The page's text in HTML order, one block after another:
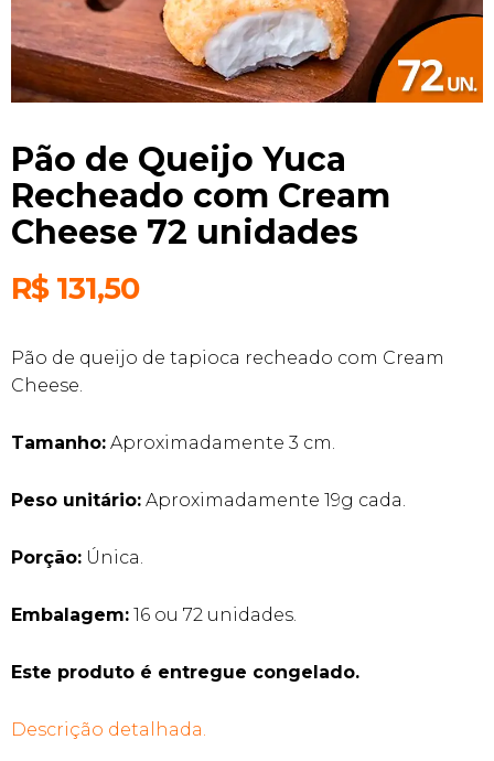
Pão de Queijo Yuca
Recheado com Cream
Cheese 72 unidades
R$131,50
Pão de queijo de tapioca recheado com Cream
Cheese.
Tamanho: Aproximadamente 3 cm.
Peso unitário: Aproximadamente 19g cada.
Porção: Única.
Embalagem: 16 ou 72 unidades.
Este produto é entregue congelado.
Descrição detalhada.